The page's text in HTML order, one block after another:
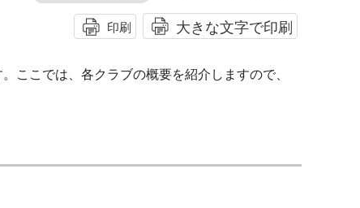
印刷 大きな文字で印刷
ここでは、各クラブの概要を紹介しますので、